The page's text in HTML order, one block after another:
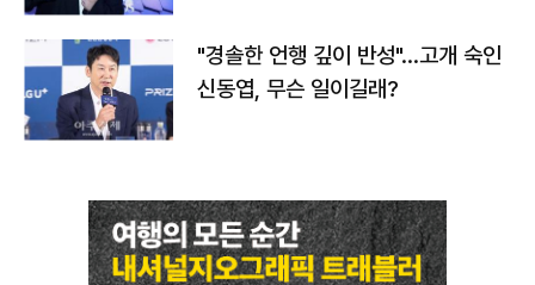
"경솔한 언행 깊이 반성"…고개 숙인
신동엽, 무슨 일이길래?